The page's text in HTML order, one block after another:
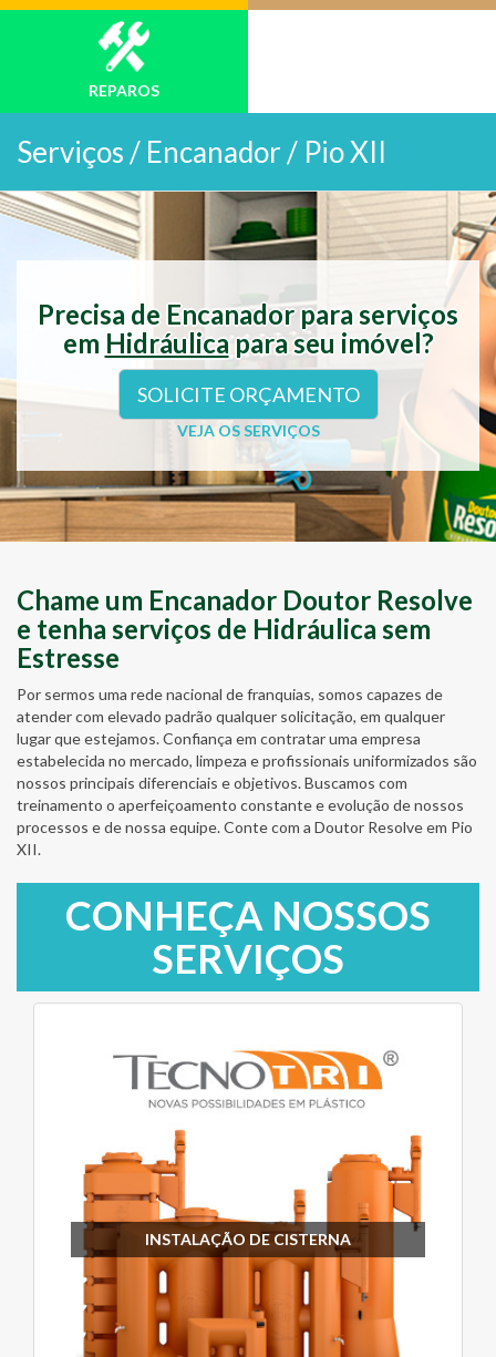
REPAROS
Serviços / Encanador / Pio XII
Precisa de Encanador para serviços
em Hidráulicapara seu imóvel?
SOLICITE ORÇAMENTO
VEJA OS SERVIÇOS
Chame um Encanador Doutor Resolve
e tenha serviços de Hidráulica sem
Estresse
Por sermos uma rede nacional de franquias, somos capazes de
atender com elevado padrão qualquer solicitação, em qualquer
lugar que estejamos. Confiança em contratar uma empresa
estabelecida no mercado, limpeza e profissionais uniformizados são
nossos principais diferenciais e objetivos. Buscamos com
treinamento o aperfeiçoamento constante e evolução de nossos
processos e de nossa equipe. Conte com a Doutor Resolve em Pio
XII.
CONHEÇA NOSSOS
SERVIÇOS
INSTALAÇÃO DE CISTERNA